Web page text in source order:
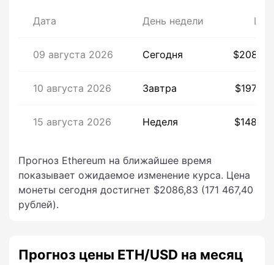
Дата День недели
09 августа 2026 Сегодня
10 августа 2026 Завтра
15 августа 2026 Неделя
Прогноз Ethereum на ближайшее время
показывает ожидаемое изменение курса. Цена
монеты сегодня достигнет $2086,83 (171 467,40
рублей).
Прогноз цены ETH/USD на месяц